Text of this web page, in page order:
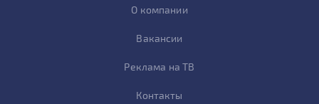
О компании
Вакансии
Реклама на ТВ
Контакты